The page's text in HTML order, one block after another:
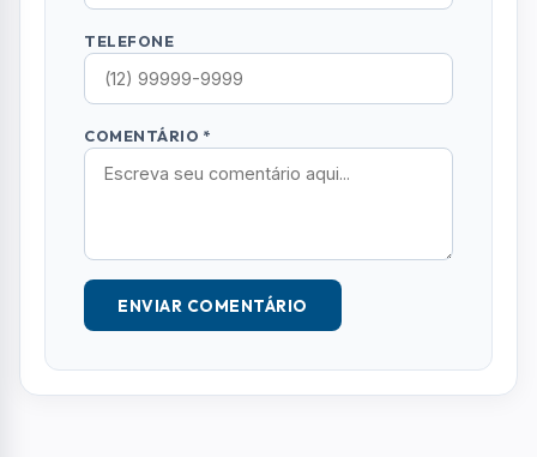
TELEFONE
COMENTÁRIO *
ENVIAR COMENTÁRIO